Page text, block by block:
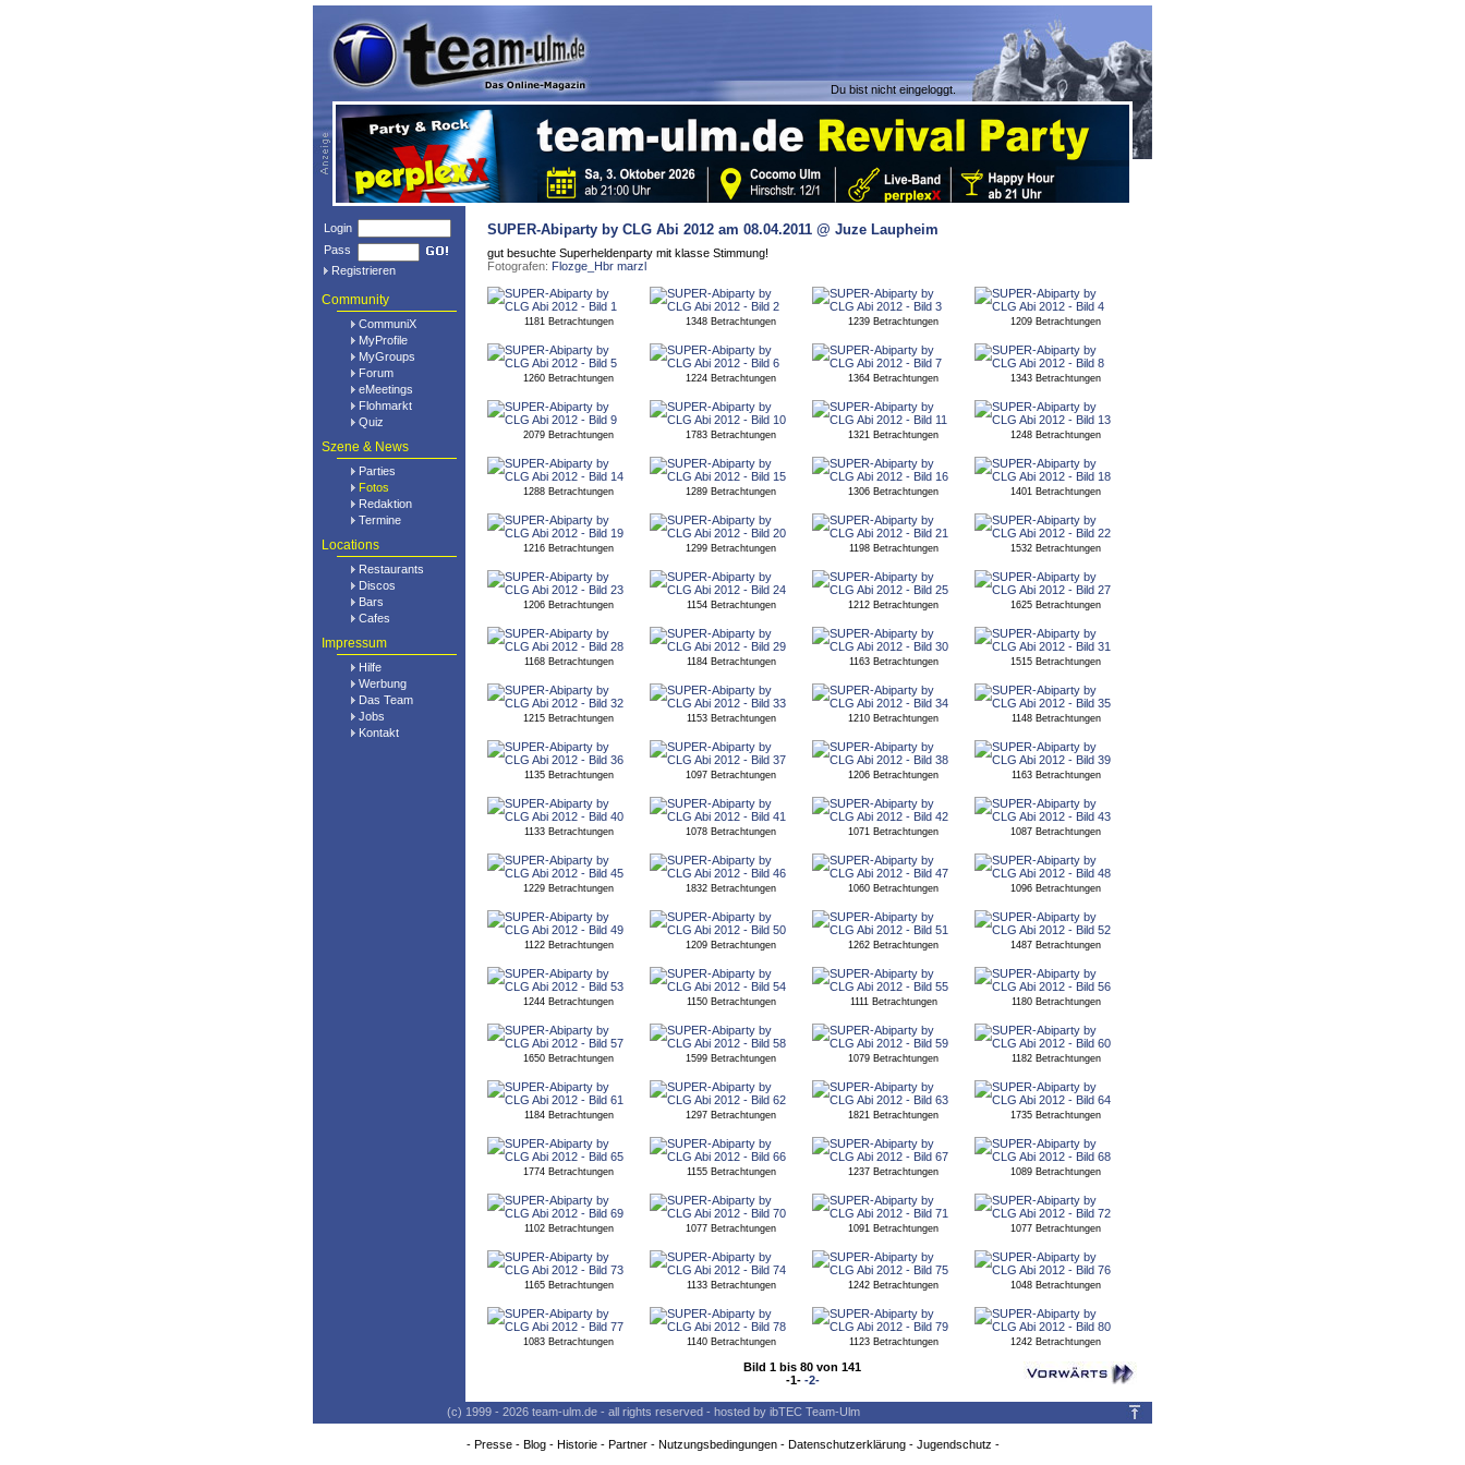
Du bist nicht eingeloggt.
Login
Pass
Registrieren
Community
CommuniX
MyProfile
MyGroups
Forum
eMeetings
Flohmarkt
Quiz
Szene & News
Parties
Fotos
Redaktion
Termine
Locations
Restaurants
Discos
Bars
Cafes
Impressum
Hilfe
Werbung
Das Team
Jobs
Kontakt
SUPER-Abiparty by CLG Abi 2012 am 08.04.2011 @ Juze Laupheim
gut besuchte Superheldenparty mit klasse Stimmung!
Fotografen: Flozge_Hbr marzl
1181 Betrachtungen 1348 Betrachtungen 1239 Betrachtungen 1209 Betrachtungen
1260 Betrachtungen 1224 Betrachtungen 1364 Betrachtungen 1343 Betrachtungen
2079 Betrachtungen 1783 Betrachtungen 1321 Betrachtungen 1248 Betrachtungen
1288 Betrachtungen 1289 Betrachtungen 1306 Betrachtungen 1401 Betrachtungen
1216 Betrachtungen 1299 Betrachtungen 1198 Betrachtungen 1532 Betrachtungen
1206 Betrachtungen 1154 Betrachtungen 1212 Betrachtungen 1625 Betrachtungen
1168 Betrachtungen 1184 Betrachtungen 1163 Betrachtungen 1515 Betrachtungen
1215 Betrachtungen 1153 Betrachtungen 1210 Betrachtungen 1148 Betrachtungen
1135 Betrachtungen 1097 Betrachtungen 1206 Betrachtungen 1163 Betrachtungen
1133 Betrachtungen 1078 Betrachtungen 1071 Betrachtungen 1087 Betrachtungen
1229 Betrachtungen 1832 Betrachtungen 1060 Betrachtungen 1096 Betrachtungen
1122 Betrachtungen 1209 Betrachtungen 1262 Betrachtungen 1487 Betrachtungen
1244 Betrachtungen 1150 Betrachtungen 1111 Betrachtungen 1180 Betrachtungen
1650 Betrachtungen 1599 Betrachtungen 1079 Betrachtungen 1182 Betrachtungen
1184 Betrachtungen 1297 Betrachtungen 1821 Betrachtungen 1735 Betrachtungen
1774 Betrachtungen 1155 Betrachtungen 1237 Betrachtungen 1089 Betrachtungen
1102 Betrachtungen 1077 Betrachtungen 1091 Betrachtungen 1077 Betrachtungen
1165 Betrachtungen 1133 Betrachtungen 1242 Betrachtungen 1048 Betrachtungen
1083 Betrachtungen 1140 Betrachtungen 1123 Betrachtungen 1242 Betrachtungen
Bild 1 bis 80 von 141
-1- -2-
(c) 1999 - 2026 team-ulm.de - all rights reserved - hosted by ibTEC Team-Ulm
- Presse- Blog- Historie- Partner- Nutzungsbedingungen- Datenschutzerklärung- Jugendschutz -